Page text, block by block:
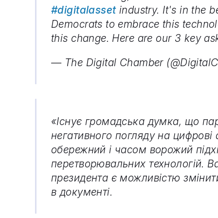
#digitalassetindustry. It's in the
Democrats to embrace this
this change. Here are our 3 key
— The Digital Chamber
«Існує громадська думка, що
негативного погляду на
обережний і часом ворожий
перетворювальних технологій.
президента є можливістю
в документі.